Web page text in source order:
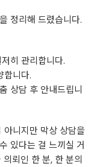
정리해 드렸습니다.
히 관리합니다.
합니다.
상담 후 안내드립니
아니지만 막상 상담을
있다는 걸 느끼실 거
의뢰인 한 분, 한 분의